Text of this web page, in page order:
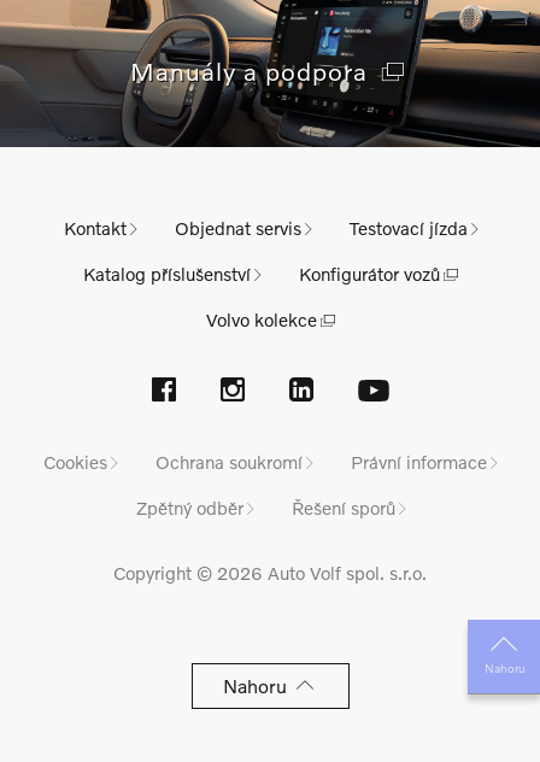
Manuály a podpora
Nahoru
Kontakt Objednat servis Testovací jízda
Katalog příslušenství Konfigurátor vozů
Volvo kolekce
Cookies Ochrana soukromí Právní informace
Zpětný odběr Řešení sporů
Copyright © 2026 Auto Volf spol. s.r.o.
Nahoru